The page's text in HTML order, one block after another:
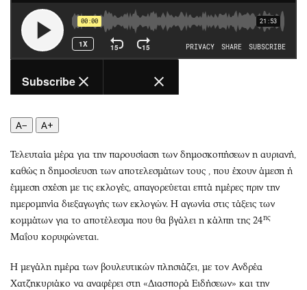
Εικαστικά
Βιβλίο
Χειρόγραφα
Προσφορές
Προσωπικότητες στην ''Κ''
Επιστολές
A− A+
Τελευταία μέρα για την παρουσίαση των δημοσκοπήσεων η αυριανή,
καθώς η δημοσίευση των αποτελεσμάτων τους , που έχουν άμεση ή
έμμεση σχέση με τις εκλογές, απαγορεύεται επτά ημέρες πριν την
ημερομηνία διεξαγωγής των εκλογών. Η αγωνία στις τάξεις των
κομμάτων για το αποτέλεσμα που θα βγάλει η κάλπη της 24ης
Μαΐου κορυφώνεται.
Η μεγάλη ημέρα των βουλευτικών πλησιάζει, με τον Ανδρέα
Χατζηκυριάκο να αναφέρει στη «Διασπορά Ειδήσεων» και την